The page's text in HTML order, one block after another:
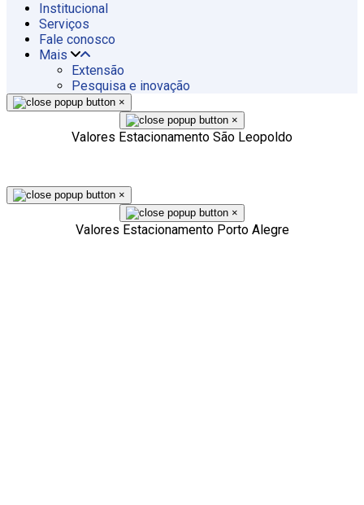
Institucional
Serviços
Fale conosco
Mais
Extensão
Pesquisa e inovação
×
×
Valores Estacionamento São Leopoldo
×
×
Valores Estacionamento Porto Alegre